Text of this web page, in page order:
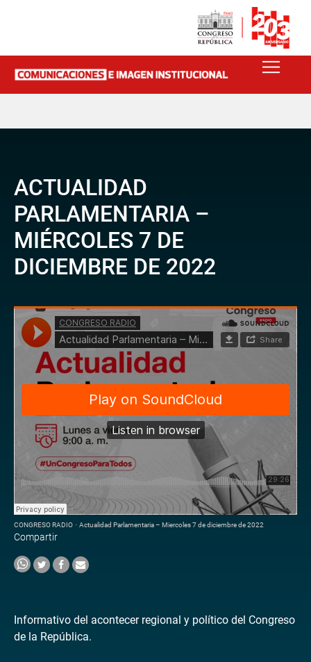
ACTUALIDAD
PARLAMENTARIA –
MIÉRCOLES 7 DE
DICIEMBRE DE 2022
CONGRESO RADIO · Actualidad Parlamentaria – Miercoles 7 de diciembre de 2022
Compartir
Informativo del acontecer regional y político del Congreso
de la República.